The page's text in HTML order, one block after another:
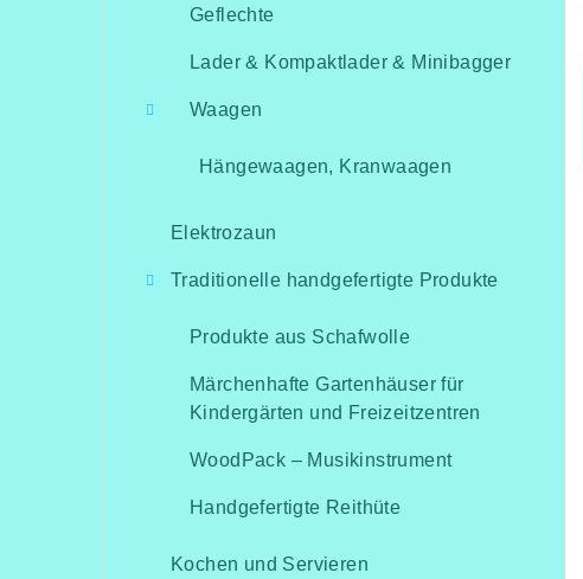
Geflechte
Lader & Kompaktlader & Minibagger
Waagen
Hängewaagen, Kranwaagen
Elektrozaun
Traditionelle handgefertigte Produkte
Produkte aus Schafwolle
Märchenhafte Gartenhäuser für
Kindergärten und Freizeitzentren
WoodPack – Musikinstrument
Handgefertigte Reithüte
Kochen und Servieren